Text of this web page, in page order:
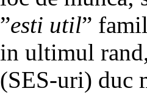
”esti util”
in ultimul
(SES-uri) duc